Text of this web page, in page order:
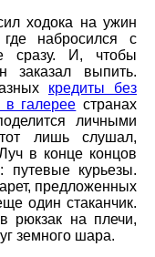
ходока на ужин
набросился с
сразу. И, чтобы
заказал выпить.
кредиты без
в галерее странах
личными
лишь слушал,
в конце концов
курьезы.
предложенных
один стаканчик.
рюкзак на плечи,
земного шара.